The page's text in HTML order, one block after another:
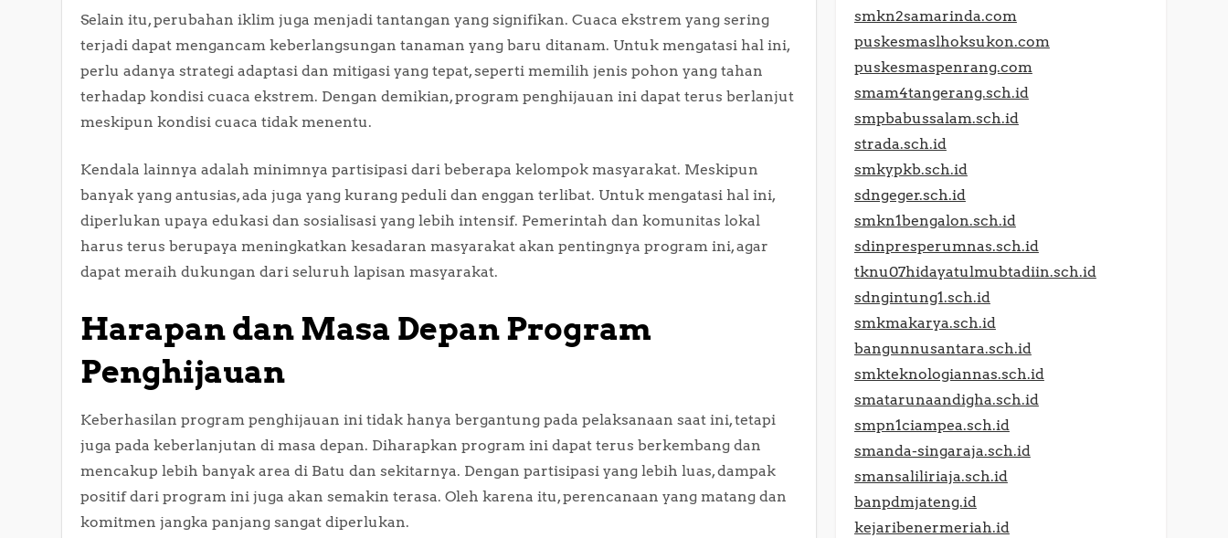
Selain itu, perubahan iklim juga menjadi tantangan yang signifikan. Cuaca ekstrem yang sering
terjadi dapat mengancam keberlangsungan tanaman yang baru ditanam. Untuk mengatasi hal ini,
perlu adanya strategi adaptasi dan mitigasi yang tepat, seperti memilih jenis pohon yang tahan
terhadap kondisi cuaca ekstrem. Dengan demikian, program penghijauan ini dapat terus berlanjut
meskipun kondisi cuaca tidak menentu.
Kendala lainnya adalah minimnya partisipasi dari beberapa kelompok masyarakat. Meskipun
banyak yang antusias, ada juga yang kurang peduli dan enggan terlibat. Untuk mengatasi hal ini,
diperlukan upaya edukasi dan sosialisasi yang lebih intensif. Pemerintah dan komunitas lokal
harus terus berupaya meningkatkan kesadaran masyarakat akan pentingnya program ini, agar
dapat meraih dukungan dari seluruh lapisan masyarakat.
Harapan dan Masa Depan Program
Penghijauan
Keberhasilan program penghijauan ini tidak hanya bergantung pada pelaksanaan saat ini, tetapi
juga pada keberlanjutan di masa depan. Diharapkan program ini dapat terus berkembang dan
mencakup lebih banyak area di Batu dan sekitarnya. Dengan partisipasi yang lebih luas, dampak
positif dari program ini juga akan semakin terasa. Oleh karena itu, perencanaan yang matang dan
komitmen jangka panjang sangat diperlukan.
smkn2samarinda.com
puskesmaslhoksukon.com
puskesmaspenrang.com
smam4tangerang.sch.id
smpbabussalam.sch.id
strada.sch.id
smkypkb.sch.id
sdngeger.sch.id
smkn1bengalon.sch.id
sdinpresperumnas.sch.id
tknu07hidayatulmubtadiin.sch.id
sdngintung1.sch.id
smkmakarya.sch.id
bangunnusantara.sch.id
smkteknologiannas.sch.id
smatarunaandigha.sch.id
smpn1ciampea.sch.id
smanda-singaraja.sch.id
smansaliliriaja.sch.id
banpdmjateng.id
kejaribenermeriah.id